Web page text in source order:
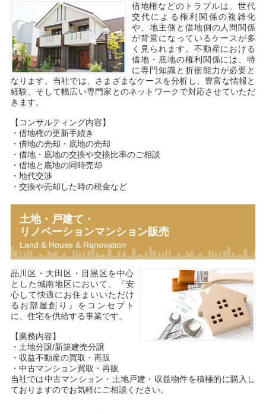
借地権などのトラブルは、世代
交代による権利関係の複雑化
や、地主側と借地側の人間関係
が背景になっているケースが多
く見られます。不動産における
借地・底地の権利関係には、特
に専門知識と折衝能力が必要と
なります。当社では、さまざまなケースを分析し、豊富な情報と
経験、そして幅広い専門家とのネットワークで対応させていただ
きます。
【コンサルティング内容】
・借地権の更新手続き
・借地の売却・底地の売却
・借地・底地の交換や交換比率のご相談
・借地と底地の同時売却
・地代交渉
・交換や売却した時の税金など
土地・戸建て・
リノベーションマンション販売
Land & House & Renovation
品川区・大田区・目黒区を中心
とした城南地区において、『安
心して快適にお住まいいただけ
るお部屋創り』をコンセプト
に、住宅を供給する事業です。
【業務内容】
・土地分譲/新築建売分譲
・収益不動産の買取・再販
・中古マンション買取・再販
当社では中古マンション・土地戸建・収益物件を積極的に購入し
ておりますのでお気軽にご相談ください。